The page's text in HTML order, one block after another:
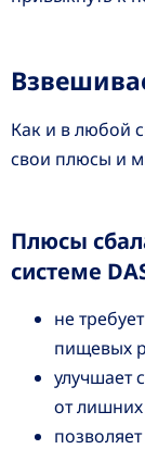
Как и в любой
свои плюсы и
Плюсы
системе
не
пищевых
улучшает
от